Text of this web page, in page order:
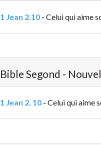
1 Jean 2.10- Celui qui aime
Bible Segond -
1 Jean 2. 10- Celui qui aime